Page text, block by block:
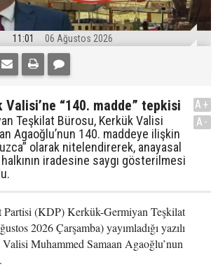
11:01 06 Ağustos 2026
Valisi’ne “140. madde” tepkisi
Teşkilat Bürosu, Kerkük Valisi
Agaoğlu’nun 140. maddeye ilişkin
olarak nitelendirerek, anayasal
iradesine saygı gösterilmesi
A+
A-
Partisi (KDP) Kerkük-Germiyan Teşkilat
2026 Çarşamba) yayımladığı yazılı
Muhammed Samaan Agaoğlu’nun